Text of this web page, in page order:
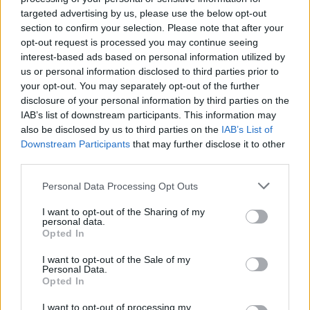
targeted advertising by us, please use the below opt-out
section to confirm your selection. Please note that after your
opt-out request is processed you may continue seeing
interest-based ads based on personal information utilized by
us or personal information disclosed to third parties prior to
your opt-out. You may separately opt-out of the further
disclosure of your personal information by third parties on the
IAB’s list of downstream participants. This information may
also be disclosed by us to third parties on the IAB’s List of
Downstream Participants that may further disclose it to other
Personal Data Processing Opt Outs
I want to opt-out of the Sharing of my
personal data.
Opted In
I want to opt-out of the Sale of my
Personal Data.
Opted In
I want to opt-out of processing my
00:02:04
Baltarusių Orumo diena Vilniuje: dalyviai žygiavo
Laisvės eisenoje
Žinios | Lietuvos diena
Visi įrašai
Žiūrimiausi įrašai
00:00:30
Vaizdai iš tragiškos avarijos Vilniaus r.: dviejų moterų ir
vaiko gyvybių išgelbėti nepavyko
Žinios | Lietuvos diena